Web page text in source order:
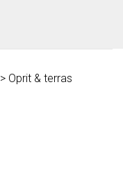
> Oprit & terras